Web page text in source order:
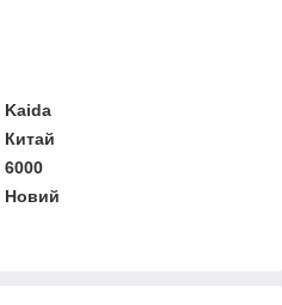
Kaida
Китай
6000
Новий